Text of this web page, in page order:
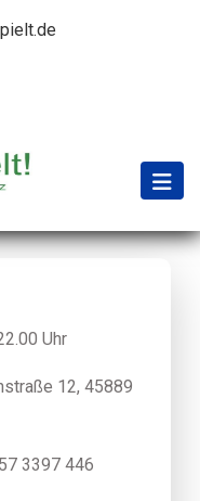
Uhr
12, 45889
3397 446